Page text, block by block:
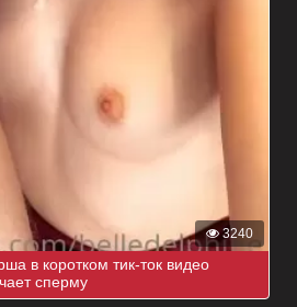
3240
в коротком тик-ток видео
сперму